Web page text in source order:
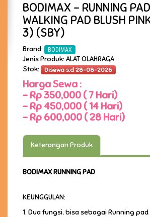
BODIMAX - RUNNING
WALKING PAD BLUSH
3) (SBY)
Brand: BODIMAX
Jenis Produk: ALAT OLAHRAGA
Stok:
Disewa s.d 28-08-2026
Harga Sewa :
- Rp 350,000 ( 7 Hari)
- Rp 450,000 ( 14 Hari)
- Rp 600,000 ( 28 Hari)
Keterangan Produk
BODIMAX RUNNING PAD
KEUNGGULAN:
1. Dua fungsi, bisa sebagai Running